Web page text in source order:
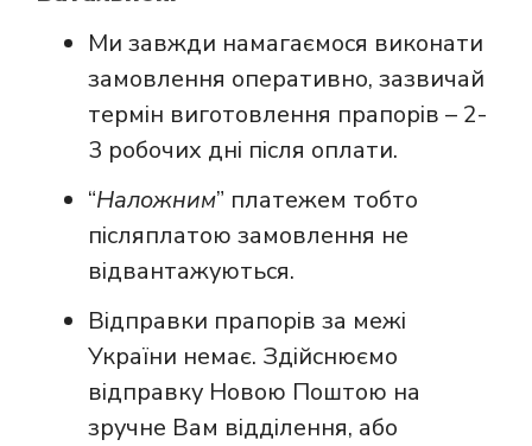
Ми завжди намагаємося виконати
замовлення оперативно, зазвичай
термін виготовлення прапорів – 2-
3 робочих дні після оплати.
“Наложним” платежем тобто
післяплатою замовлення не
відвантажуються.
Відправки прапорів за межі
України немає. Здійснюємо
відправку Новою Поштою на
зручне Вам відділення, або